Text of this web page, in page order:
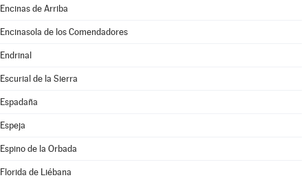
Encinas de Arriba
Encinasola de los Comendadores
Endrinal
Escurial de la Sierra
Espadaña
Espeja
Espino de la Orbada
Florida de Liébana